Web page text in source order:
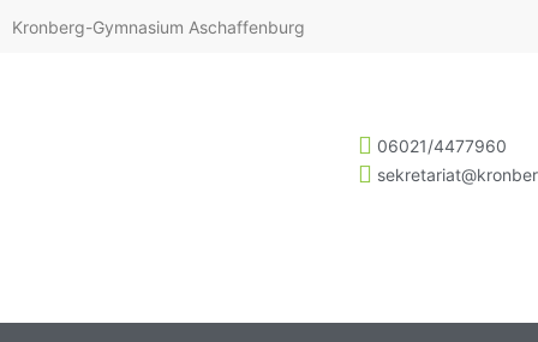
Kronberg-Gymnasium Aschaffenburg
06021/4477960